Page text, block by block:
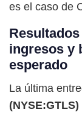
es el caso de
ingresos y
esperado
La última
(NYSE:GTLS)